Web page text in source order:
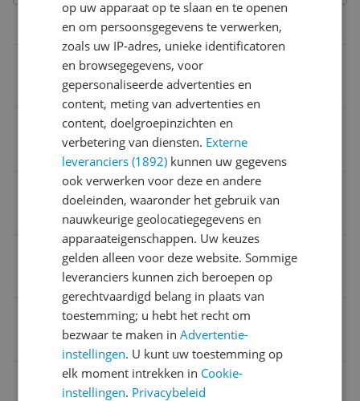
Overige kenmerken
Fabrieksgarantie termijn
Reparatie type
Carry-in
Taal handleiding
Instelbare snelheid
BPA-vrij
Toerental
op uw apparaat op te slaan en te openen
en om persoonsgegevens te verwerken,
zoals uw IP-adres, unieke identificatoren
en browsegegevens, voor
gepersonaliseerde advertenties en
content, meting van advertenties en
content, doelgroepinzichten en
verbetering van diensten. Externe
leveranciers (1892) kunnen uw gegevens
ook verwerken voor deze en andere
doeleinden, waaronder het gebruik van
nauwkeurige geolocatiegegevens en
apparaateigenschappen. Uw keuzes
gelden alleen voor deze website. Sommige
leveranciers kunnen zich beroepen op
gerechtvaardigd belang in plaats van
toestemming; u hebt het recht om
bezwaar te maken inAdvertentie-
instellingen. U kunt uw toestemming op
elk moment intrekken in Cookie-
instellingen. Privacybeleid